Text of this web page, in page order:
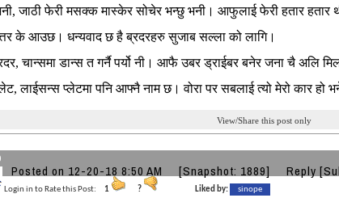
जाठी फेरी मसक्क मास्केर सोचेर भन्छु भनी। आफुलाई फेरी हतार हतार
के आउछ। धन्यवाद छ है ब्रदरहरु सुजाब सल्ला को लागि।
चान्समा डान्स त गर्नै पर्यो नी। आफै उबर ड्राईबर बनेर जना चै अलि
लाईसन्स प्लेटमा पनि आफ्नै नाम छ। वोरा पर सबलाई त्यो मेरो कार हो
View/Share this post only
Posted on 12-20-18 8:50 AM [Snapshot: 1889] Reply
Login in to Rate this Post: 1 ? Liked by: sinope